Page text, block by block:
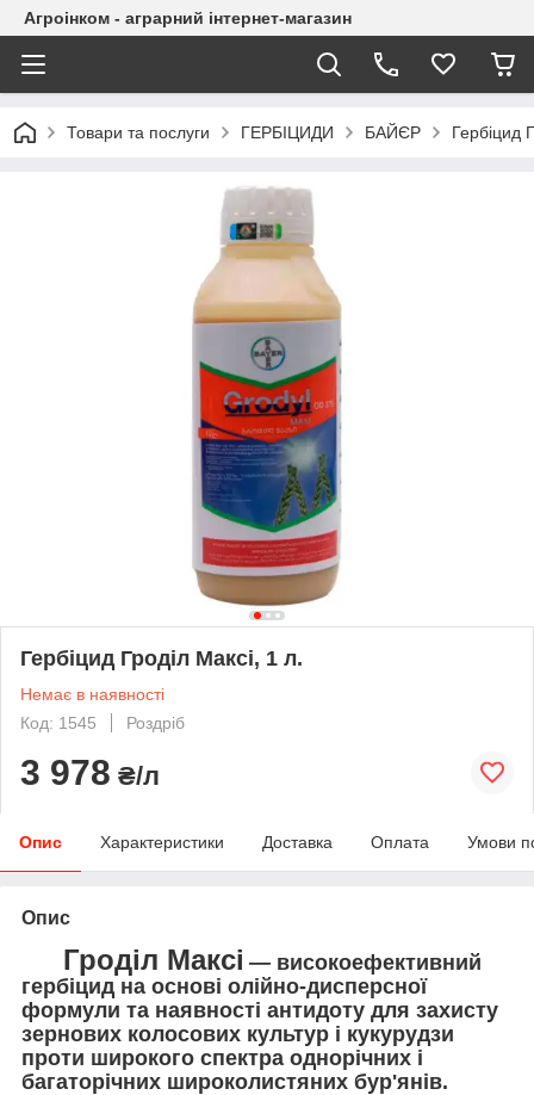
Агроінком - аграрний інтернет-магазин
Товари та послуги ГЕРБІЦИДИ БАЙЄР Гербіцид
Гербіцид Гроділ Максі, 1 л.
Немає в наявності
Код: 1545
Роздріб
3 978 ₴/л
Опис Характеристики Доставка Оплата Умови
Опис
Гроділ Максі — високоефективний
гербіцид на основі олійно-дисперсної
формули та наявності антидоту для захисту
зернових колосових культур і кукурудзи
проти широкого спектра однорічних і
багаторічних широколистяних бур'янів.